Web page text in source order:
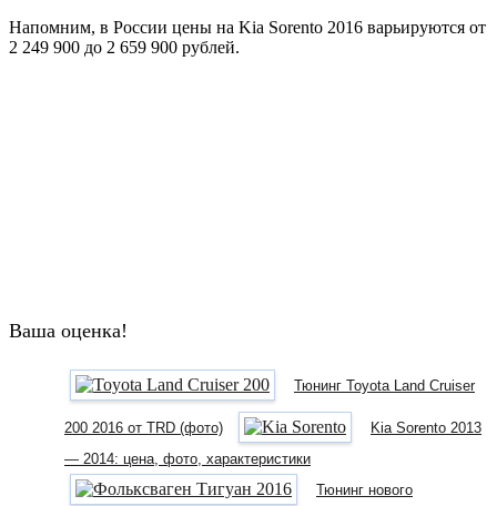
Напомним, в России цены на Kia Sorento 2016 варьируются от
2 249 900 до 2 659 900 рублей.
Ваша оценка!
Тюнинг Toyota Land Cruiser
200 2016 от TRD (фото)
Kia Sorento 2013
— 2014: цена, фото, характеристики
Тюнинг нового